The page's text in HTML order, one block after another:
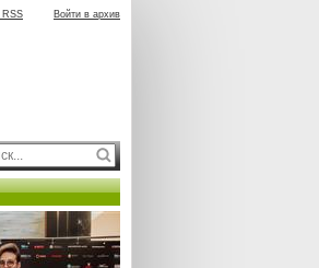
RSS Войти в архив